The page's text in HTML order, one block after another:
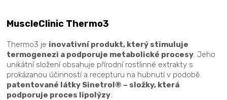
MuscleClinic Thermo3
Thermo3 je inovativní produkt, který stimuluje
termogenezi a podporuje metabolické procesy . Jeho
unikátní složení obsahuje přírodní rostlinné extrakty s
prokázanou účinností a recepturu na hubnutí v podobě
patentované látky Sinetrol® – složky, která
podporuje proces lipolýzy